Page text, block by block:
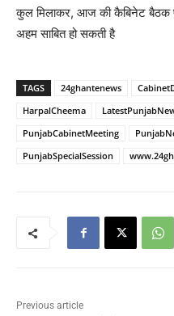
कुल मिलाकर, आज की कैबिनेट बैठक
अहम साबित हो सकती है
TAGS 24ghantenews
HarpalCheema
PunjabCabinetMeeting
PunjabSpecialSession
Previous article